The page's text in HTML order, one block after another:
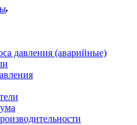
давления (аварийные)